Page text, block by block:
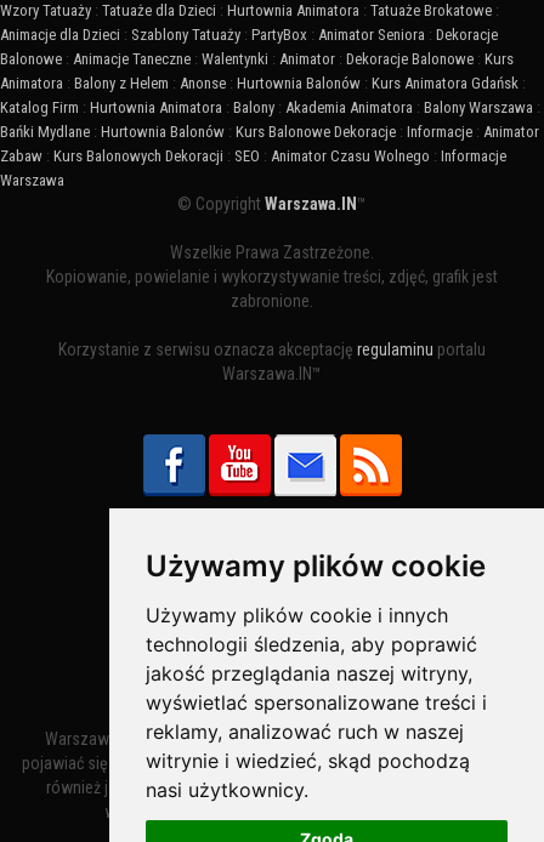
Używamy plików cookie
Używamy plików cookie i innych
technologii śledzenia, aby poprawić
jakość przeglądania naszej witryny,
wyświetlać spersonalizowane treści i
reklamy, analizować ruch w naszej
witrynie i wiedzieć, skąd pochodzą
nasi użytkownicy.
Wzory Tatuaży : Tatuaże dla Dzieci : Hurtownia Animatora : Tatuaże Brokatowe :
Animacje dla Dzieci : Szablony Tatuaży : PartyBox : Animator Seniora : Dekoracje
Balonowe : Animacje Taneczne : Walentynki : Animator : Dekoracje Balonowe : Kurs
Animatora : Balony z Helem : Anonse : Hurtownia Balonów : Kurs Animatora Gdańsk :
Katalog Firm : Hurtownia Animatora : Balony : Akademia Animatora : Balony Warszawa :
Bańki Mydlane : Hurtownia Balonów : Kurs Balonowe Dekoracje : Informacje : Animator
Zabaw : Kurs Balonowych Dekoracji : SEO : Animator Czasu Wolnego : Informacje
Warszawa
© CopyrightWarszawa.IN ™
Wszelkie Prawa Zastrzeżone.
Kopiowanie, powielanie i wykorzystywanie treści, zdjęć, grafik jest
zabronione.
Korzystanie z serwisu oznacza akceptację regulaminu portalu
Warszawa.IN™
Bezpieczne Płatności obsługuje:
Warszawa – miasto stołeczne Warszawa. Nazwa miasta zaczęła
pojawiać się w dokumentach w XIV wieku jako Warszewa, a od XV wieku
również jako Warszowa. Zmiana nazwy na Warszawa w XV wieku
wynikała z mazowieckiej wymowy dialektycznej.